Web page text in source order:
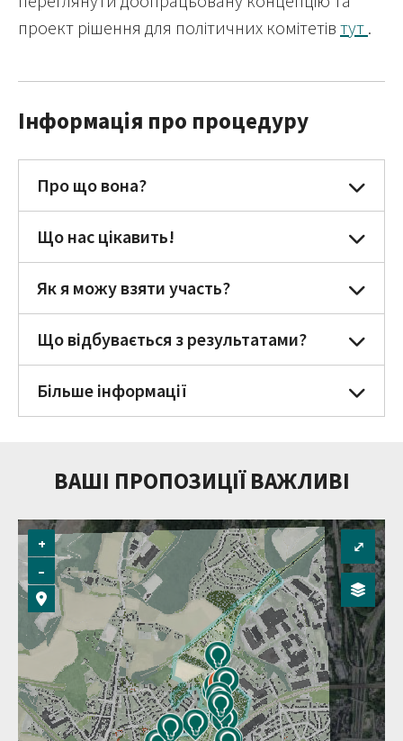
проект рішення для політичних комітетів тут .
Інформація про процедуру
Про що вона?
Що нас цікавить!
Як я можу взяти участь?
Що відбувається з результатами?
Більше інформації
ВАШІ ПРОПОЗИЦІЇ ВАЖЛИВІ
+
–
⤢